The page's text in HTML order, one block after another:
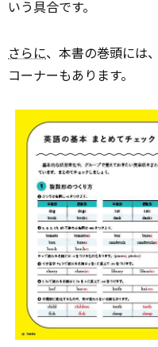
いう具合です。
さらに、本書の巻頭には
コーナーもあります。